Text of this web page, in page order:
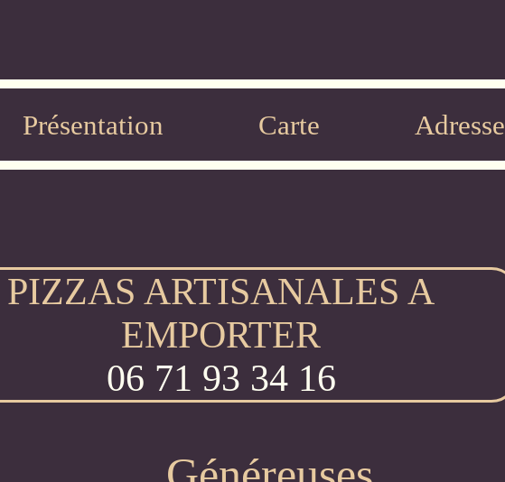
Présentation Carte Adresse
PIZZAS ARTISANALES A
EMPORTER
06 71 93 34 16